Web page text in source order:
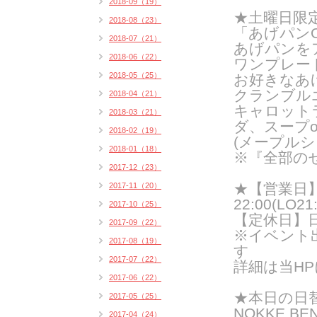
★土曜日限
「あげパ
あげパンを
ワンプレー
お好きなあ
クランブル
キャロット
ダ、スープ
(メープル
※『全部の
★【営業日
【定休日
※イベント
す
詳細は当
★本日の日
NOKKE
2018-08（23）
2018-07（21）
2018-06（22）
2018-05（25）
2018-04（21）
2018-03（21）
2018-02（19）
2018-01（18）
2017-12（23）
2017-11（20）
2017-10（25）
2017-09（22）
2017-08（19）
2017-07（22）
2017-06（22）
2017-05（25）
2017-04（24）